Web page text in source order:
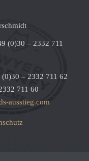
(0)30 – 2332 711
– 2332 711 62
711 60
ausstieg.com